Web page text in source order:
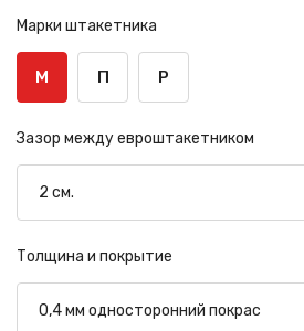
Марки штакетника
М П Р
Зазор между евроштакетником
Толщина и покрытие